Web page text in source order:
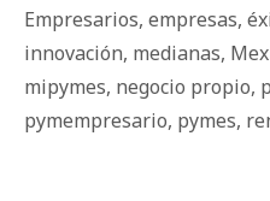
Empresarios, empresas,
innovación, medianas,
mipymes, negocio propio,
pymempresario, pymes,